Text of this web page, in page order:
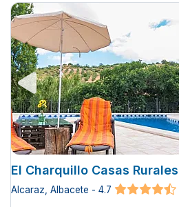
El Charquillo Casas Rurales
Alcaraz, Albacete - 4.7